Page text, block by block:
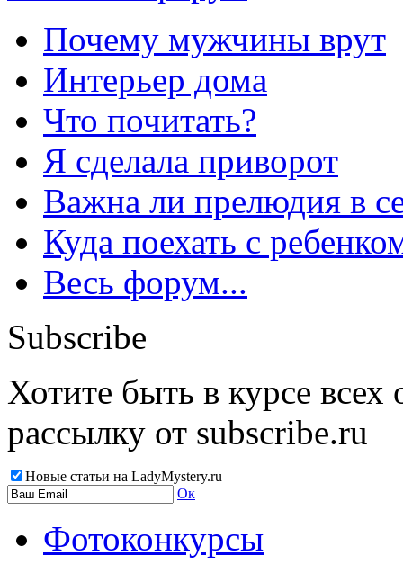
Почему мужчины врут
Интерьер дома
Что почитать?
Я сделала приворот
Важна ли прелюдия в
Куда поехать с
Весь форум...
Subscribe
Хотите быть в курсе
рассылку от subscribe.ru
Новые статьи на LadyMystery.ru
Ок
Фотоконкурсы